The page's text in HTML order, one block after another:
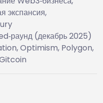
экспансия,
(декабрь 2025)
Optimism, Polygon,